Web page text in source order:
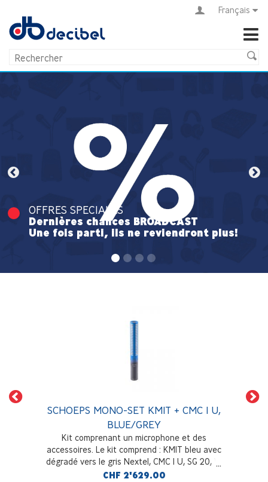
Français
OFFRES SPECIALES
Dernières chances BROADCAST
Une fois parti, ils ne reviendront plus!
SCHOEPS MONO-SET KMIT + CMC 1 U,
BLUE/GREY
Kit comprenant un microphone et des
accessoires. Le kit comprend : KMIT bleu avec
dégradé vers le gris Nextel, CMC 1 U, SG 20, W
140 bleu, étui Premium pour CMIT
CHF 2'629.00